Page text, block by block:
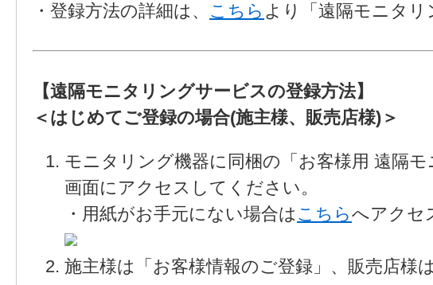
・登録方法の詳細は、 こちら より「遠隔モニタ
【遠隔モニタリングサービスの登録方法】
＜はじめてご登録の場合(施主様、販売店様)＞
モニタリング機器に同梱の「お客様用 遠隔
画面にアクセスしてください。
・用紙がお手元にない場合は こちらへアクセ
施主様は「お客様情報のご登録」、販売店様